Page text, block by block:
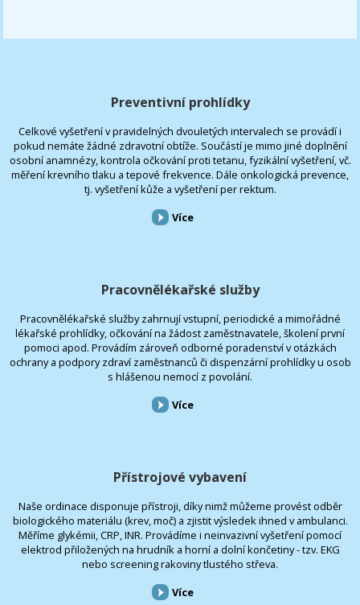
Preventivní prohlídky
Celkové vyšetření v pravidelných dvouletých intervalech se provádí i
pokud nemáte žádné zdravotní obtíže. Součástí je mimo jiné doplnění
osobní anamnézy, kontrola očkování proti tetanu, fyzikální vyšetření, vč.
měření krevního tlaku a tepové frekvence. Dále onkologická prevence,
tj. vyšetření kůže a vyšetření per rektum.
Více
Pracovnělékařské služby
Pracovnělékařské služby zahrnují vstupní, periodické a mimořádné
lékařské prohlídky, očkování na žádost zaměstnavatele, školení první
pomoci apod. Provádím zároveň odborné poradenství v otázkách
ochrany a podpory zdraví zaměstnanců či dispenzární prohlídky u osob
s hlášenou nemocí z povolání.
Více
Přístrojové vybavení
Naše ordinace disponuje přístroji, díky nimž můžeme provést odběr
biologického materiálu (krev, moč) a zjistit výsledek ihned v ambulanci.
Měříme glykémii, CRP, INR. Provádíme i neinvazivní vyšetření pomocí
elektrod přiložených na hrudník a horní a dolní končetiny - tzv. EKG
nebo screening rakoviny tlustého střeva.
Více